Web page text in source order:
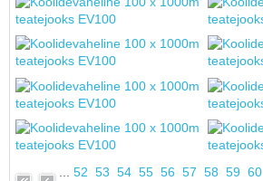
52 53 54 55 56 57 58 59 60